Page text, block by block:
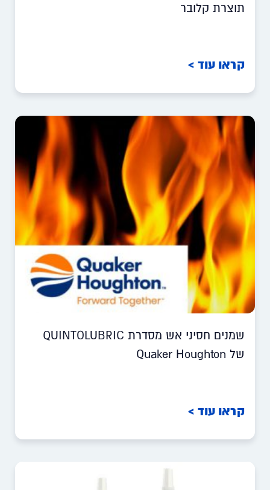
תוצרת קלובר
קראו עוד >
שמנים חסיני אש מסדרת QUINTOLUBRIC
של Quaker Houghton
קראו עוד >